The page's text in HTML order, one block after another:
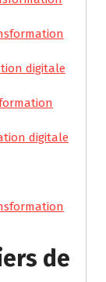
digitale
digitale
de